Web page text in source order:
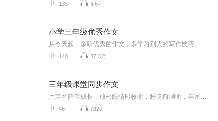
135 4.6万
小学三年级优秀作文
140 37.3万
三年级课堂同步作文
46 7820